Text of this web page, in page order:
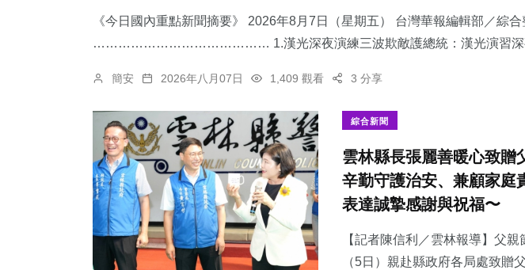
《今日國內重點新聞摘要》 2026年8月7日（星期五） 台灣華報編輯部／綜合
…………………………………… 1.漢光深夜演練三波欺敵護總統：​漢光演習深
簡安 2026年八月07日 1,409 觀看 3 分享
綜合新聞
雲林縣長張麗善暖心致贈
辛勤守護治安、兼顧家庭
表達誠摯感謝與祝福〜
【記者陳信利／雲林報導】父
（5日）親赴縣政府各局處致贈
164 +
文教
48+
農業
106+
旅遊